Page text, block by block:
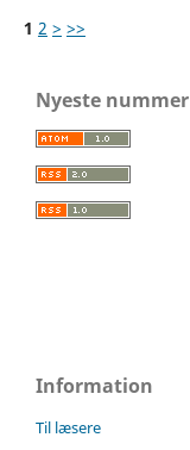
1 2 > >>
Nyeste nummer
Information
Til læsere